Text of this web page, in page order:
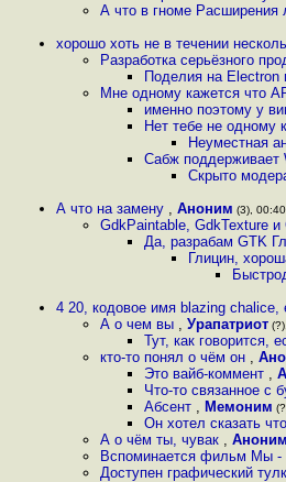
А что в гноме Расширения
хорошо хоть не в течении
Разработка серьёзного
Поделия на Electron
Мне одному кажется что
именно поэтому у
Нет тебе не одному
Неуместная
Сабж поддерживает
Скрыто
А что на замену , Аноним (3),
GdkPaintable, GdkTexture и
Да, разрабам GTK
Глицин,
4 20, кодовое имя blazing
А о чем вы , Урапатриот
Тут, как говорится,
кто-то понял о чём он ,
Это вайб-коммент ,
Что-то связанное с
Абсент , Мемоним
Он хотел сказать
А о чём ты, чувак , Аноним
Вспоминается фильм Мы -
Доступен графический